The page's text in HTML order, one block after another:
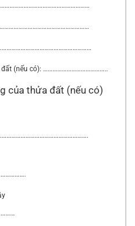
đất (nếu có): …………………………………..
của thửa đất (nếu có)